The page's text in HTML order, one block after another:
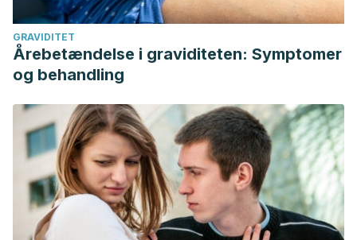
GRAVIDITET
Årebetændelse i graviditeten: Symptomer
og behandling